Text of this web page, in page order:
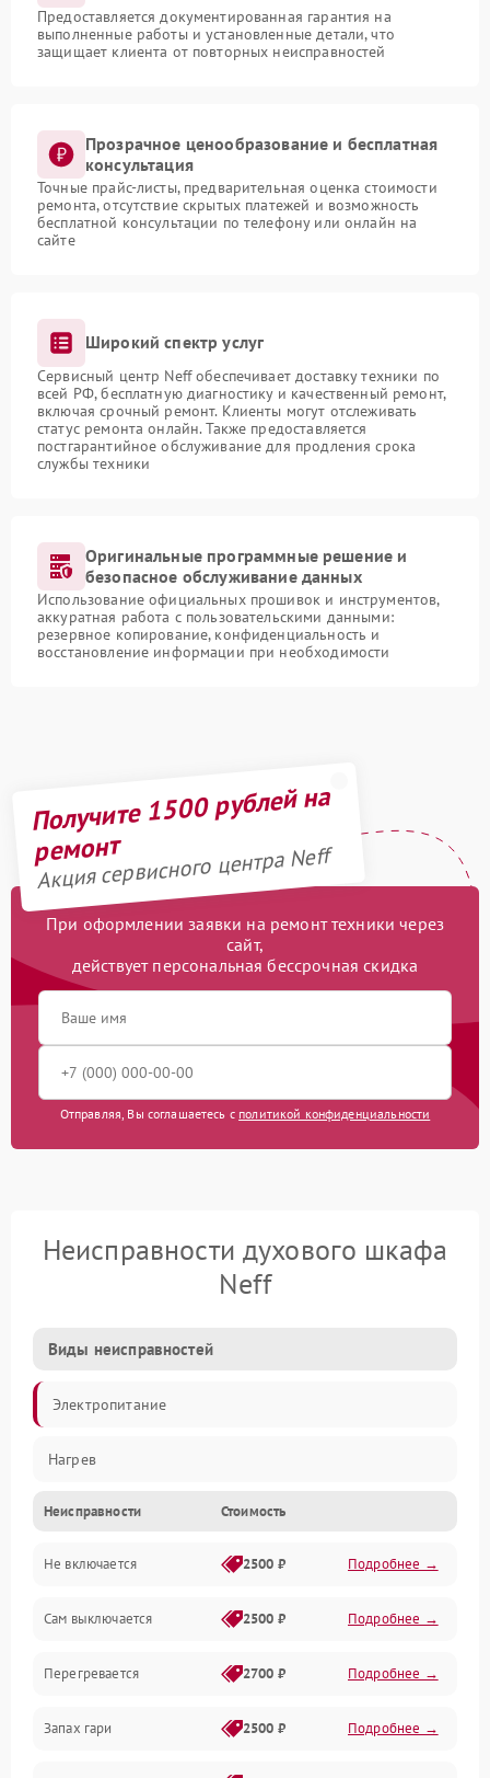
Предоставляется документированная гарантия на
выполненные работы и установленные детали, что
защищает клиента от повторных неисправностей
Прозрачное ценообразование и бесплатная
консультация
Точные прайс-листы, предварительная оценка стоимости
ремонта, отсутствие скрытых платежей и возможность
бесплатной консультации по телефону или онлайн на
сайте
Широкий спектр услуг
Сервисный центр Neff обеспечивает доставку техники по
всей РФ, бесплатную диагностику и качественный ремонт,
включая срочный ремонт. Клиенты могут отслеживать
статус ремонта онлайн. Также предоставляется
постгарантийное обслуживание для продления срока
службы техники
Оригинальные программные решение и
безопасное обслуживание данных
Использование официальных прошивок и инструментов,
аккуратная работа с пользовательскими данными:
резервное копирование, конфиденциальность и
восстановление информации при необходимости
Получите 1500 рублей на
ремонт
Акция сервисного центра Neff
При оформлении заявки на ремонт техники через
сайт,
действует персональная бессрочная скидка
Отправляя, Вы соглашаетесь с политикой конфиденциальности
Неисправности духового шкафа
Neff
Виды неисправностей
Электропитание
Нагрев
Неисправности Стоимость
Не включается 2500 ₽ Подробнее →
Сам выключается 2500 ₽ Подробнее →
Перегревается 2700 ₽ Подробнее →
Запах гари 2500 ₽ Подробнее →